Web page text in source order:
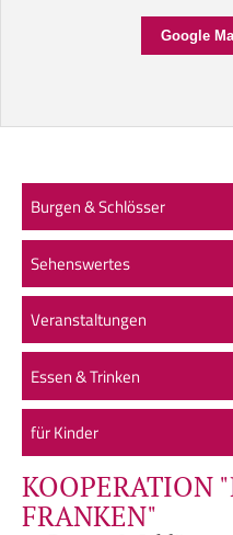
Google
Burgen & Schlösser
Sehenswertes
Veranstaltungen
Essen & Trinken
für Kinder
KOOPERATION
FRANKEN"